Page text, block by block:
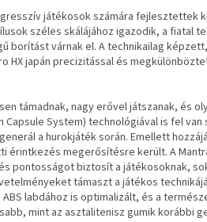
játékosok számára fejlesztettek
széles skálájához igazodik, a fiatal
borítást várnak el. A technikailag
HX japán precizitással és
támadnak, nagy erővel játszanak, és
System) technológiával is fel
a hurokjáték során. Emellett
megerősítésre került. A
pontosságot biztosít a játékosoknak,
támaszt a játékos
labdához is optimalizált, és a
mint az asztalitenisz gumik korábbi